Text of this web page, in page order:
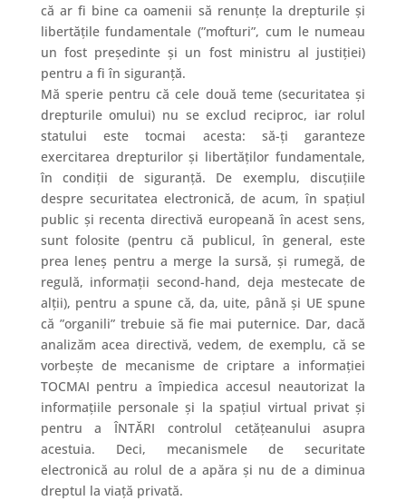
că ar fi bine ca oamenii să renunțe la drepturile și
libertățile fundamentale (”mofturi”, cum le numeau
un fost președinte și un fost ministru al justiției)
pentru a fi în siguranță.
Mă sperie pentru că cele două teme (securitatea și
drepturile omului) nu se exclud reciproc, iar rolul
statului este tocmai acesta: să-ți garanteze
exercitarea drepturilor și libertăților fundamentale,
în condiții de siguranță. De exemplu, discuțiile
despre securitatea electronică, de acum, în spațiul
public și recenta directivă europeană în acest sens,
sunt folosite (pentru că publicul, în general, este
prea leneș pentru a merge la sursă, și rumegă, de
regulă, informații second-hand, deja mestecate de
alții), pentru a spune că, da, uite, până și UE spune
că ”organili” trebuie să fie mai puternice. Dar, dacă
analizăm acea directivă, vedem, de exemplu, că se
vorbește de mecanisme de criptare a informației
TOCMAI pentru a împiedica accesul neautorizat la
informațiile personale și la spațiul virtual privat și
pentru a ÎNTĂRI controlul cetățeanului asupra
acestuia. Deci, mecanismele de securitate
electronică au rolul de a apăra și nu de a diminua
dreptul la viață privată.